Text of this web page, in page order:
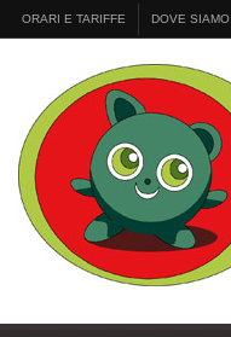
ORARI E TARIFFE DOVE SIAMO